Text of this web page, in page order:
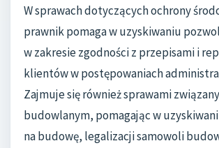
W sprawach dotyczących ochrony
prawnik pomaga w uzyskiwaniu
w zakresie zgodności z przepisami i
klientów w postępowaniach
Zajmuje się również sprawami
budowlanym, pomagając w
na budowę, legalizacji samowoli